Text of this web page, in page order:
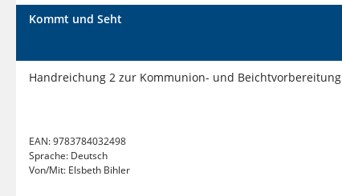
Kommt und Seht
Handreichung 2 zur Kommunion- und Beichtvorbereitung
EAN:9783784032498
Sprache: Deutsch
Von/Mit: Elsbeth Bihler